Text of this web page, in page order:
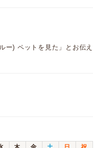
ー) ペットを見た」とお伝え